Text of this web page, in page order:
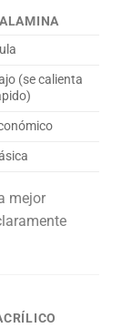
(se calienta
mejor